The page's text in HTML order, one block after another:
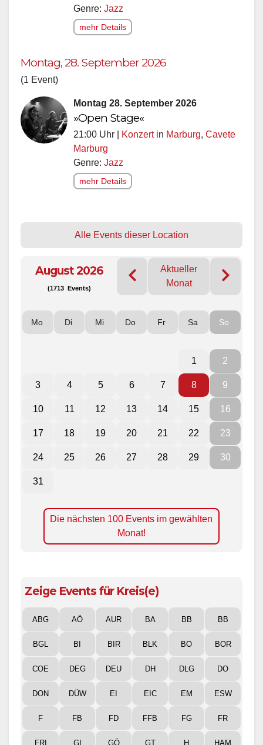
Genre: Jazz
mehr Details
Montag, 28. September 2026
(1 Event)
Montag 28. September 2026
»Open Stage«
21:00 Uhr | Konzertin Marburg, Cavete
Marburg
Genre: Jazz
mehr Details
Alle Events dieser Location
August 2026
(1713 Events)
Aktueller
Monat
Mo Di Mi Do Fr Sa So
1 2
3 4 5 6 7 8 9
10 11 12 13 14 15 16
17 18 19 20 21 22 23
24 25 26 27 28 29 30
31
Die nächsten 100 Events im gewählten
Monat!
Zeige Events für Kreis(e)
ABG AÖ AUR BA BB BB
BGL BI BIR BLK BO BOR
COE DEG DEU DH DLG DO
DON DÜW EI EIC EM ESW
F FB FD FFB FG FR
FRI GI GÖ GT H HAM